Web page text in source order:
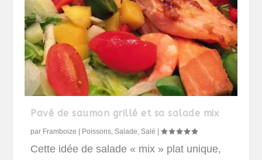
Pavé de saumon grillé et sa salade mix
par Framboize | Poissons ,Salade ,Salé |
Cette idée de salade « mix » plat unique,